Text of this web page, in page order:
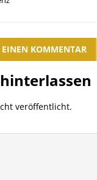
EINEN KOMMENTAR
veröffentlicht.